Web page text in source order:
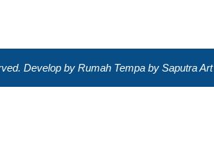
Develop by Rumah Tempa by Saputra Art